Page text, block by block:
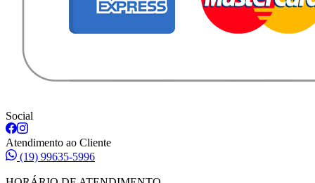
Social
Atendimento ao Cliente
(19) 99635-5996